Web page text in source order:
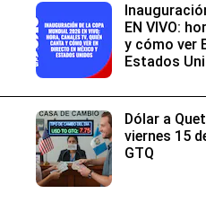
EN VIVO:
y cómo ver
Estados
Dólar a
viernes 15
GTQ